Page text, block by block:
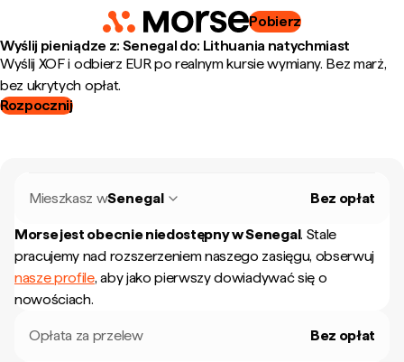
Pobierz
Wyślij pieniądze z: Senegal do: Lithuania natychmiast
Wyślij XOF i odbierz EUR po realnym kursie wymiany. Bez marż,
bez ukrytych opłat.
Rozpocznij
Mieszkasz wSenegal Bez opłat
Morse jest obecnie niedostępny wSenegal. Stale
pracujemy nad rozszerzeniem naszego zasięgu, obserwuj
nasze profile, aby jako pierwszy dowiadywać się o
nowościach.
Opłata za przelew Bez opłat